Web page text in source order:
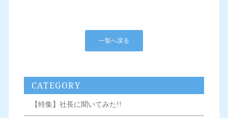
一覧へ戻る
CATEGORY
【特集】社長に聞いてみた!!